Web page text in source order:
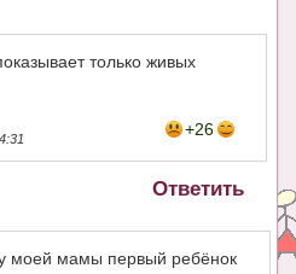
только живых
+26
Ответить
моей мамы первый ребёнок